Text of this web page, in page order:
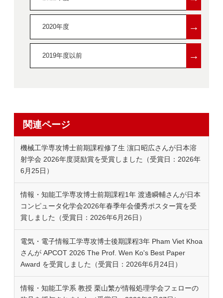
2020年度 →
2019年度以前 →
関連ページ
機械工学専攻博士前期課程修了生 濵口昭広さんが日本溶
射学会 2026年度奨励賞を受賞しました（受賞日：2026年
6月25日）
情報・知能工学専攻博士前期課程1年 渡邊瞬輔さんが日本
コンピュータ化学会2026年春季年会優秀ポスター賞を受
賞しました（受賞日：2026年6月26日）
電気・電子情報工学専攻博士後期課程3年 Pham Viet Khoa
さんが APCOT 2026 The Prof. Wen Ko's Best Paper
Award を受賞しました（受賞日：2026年6月24日）
情報・知能工学系 教授 栗山繁が情報処理学会フェローの